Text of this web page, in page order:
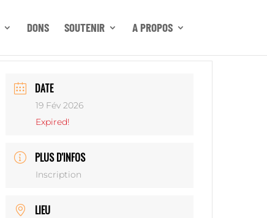
DONS SOUTENIR A PROPOS
DATE
19 Fév 2026
Expired!
PLUS D'INFOS
Inscription
LIEU